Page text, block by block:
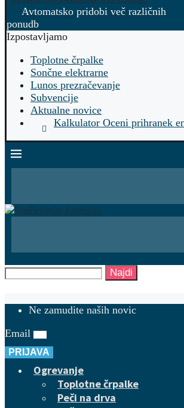
Avtomatsko pridobi več različnih
ponudb
Izpostavljamo
Toplotne črpalke
Sončne elektrarne
Lunos prezračevanje
Subvencije
Aktualne novice
Kalkulator Oceni prihranek
Najdi
Ne zamudite naših novic
Email
PRIJAVA
Ogrevanje
Toplotne črpalke
Peči na drva